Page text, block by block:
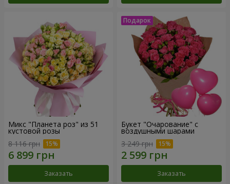
Микс "Планета роз" из 51
кустовой розы
8 116 грн
Заказать
Букет "Очарование" с
воздушными шарами
3 249 грн
Заказать